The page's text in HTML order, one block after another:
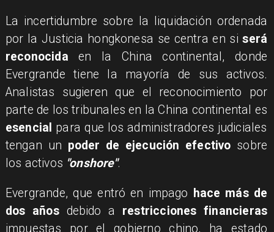
​La incertidumbre sobre la liquidación ordenada
por la Justicia hongkonesa se centra en siserá
reconocida en la China continental, donde
Evergrande tiene la mayoría de sus activos.
Analistas sugieren que el reconocimiento por
parte de los tribunales en la China continental es
esencial para que los administradores judiciales
tengan un poder de ejecución efectivo sobre
los activos "onshore".
​Evergrande, que entró en impago hace más de
dos años debido a restricciones financieras
impuestas por el gobierno chino, ha estado